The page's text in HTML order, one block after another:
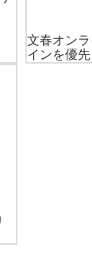
文春オン
インを優先